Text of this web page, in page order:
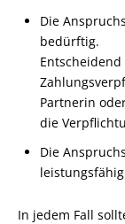
Die
bedürftig.
Partnerin
die
Die
In jedem Fall